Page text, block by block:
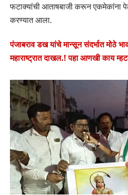
फटाक्यांची आताषबाजी करून एकमेकांना
करण्यात आला.
पंजाबराव डख यांचे मान्सून संदर्भात मोठे
महाराष्ट्रात दाखल.! पहा आणखी काय